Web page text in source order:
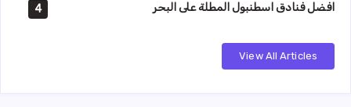
4 افضل فنادق اسطنبول المطلة على البحر
View All Articles